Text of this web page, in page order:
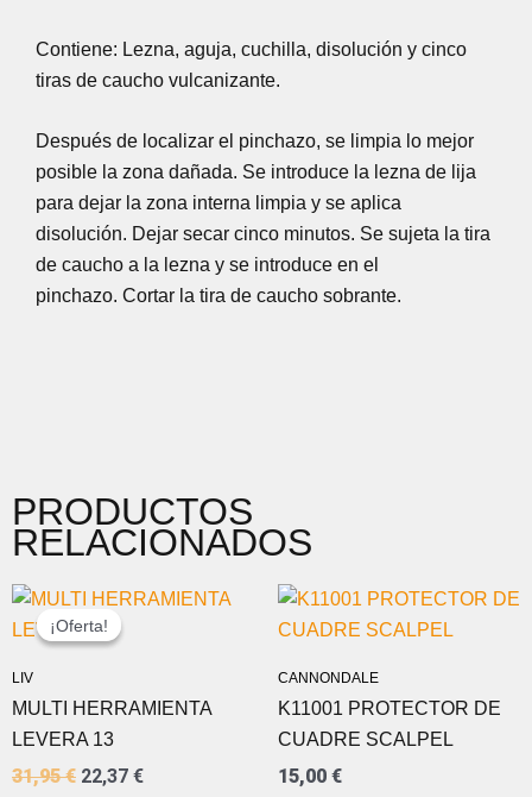
Contiene: Lezna, aguja, cuchilla, disolución y cinco
tiras de caucho vulcanizante.
Después de localizar el pinchazo, se limpia lo mejor
posible la zona dañada. Se introduce la lezna de lija
para dejar la zona interna limpia y se aplica
disolución. Dejar secar cinco minutos. Se sujeta la tira
de caucho a la lezna y se introduce en el
pinchazo. Cortar la tira de caucho sobrante.
PRODUCTOS
RELACIONADOS
¡Oferta!
LIV
¡Oferta!
MULTI HERRAMIENTA
LEVERA 13
31,95€
EL
PRECIO
ORIGINAL
22,37 €
EL
CANNONDALE
K11001 PROTECTOR DE
CUADRE SCALPEL
15,00 €